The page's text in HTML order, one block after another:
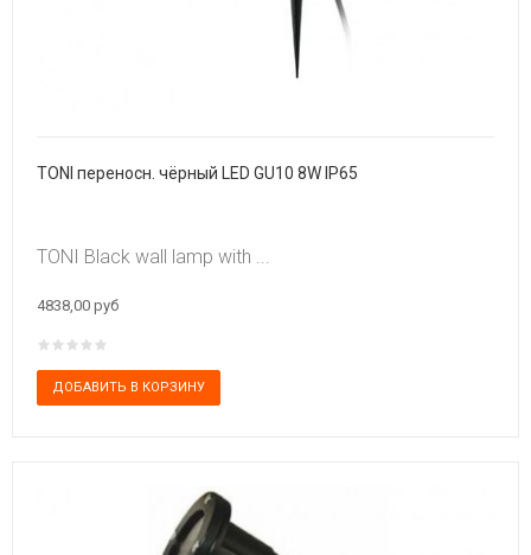
TONI переносн. чёрный LED GU10 8W IP65
TONI Black wall lamp with ...
4838,00 руб